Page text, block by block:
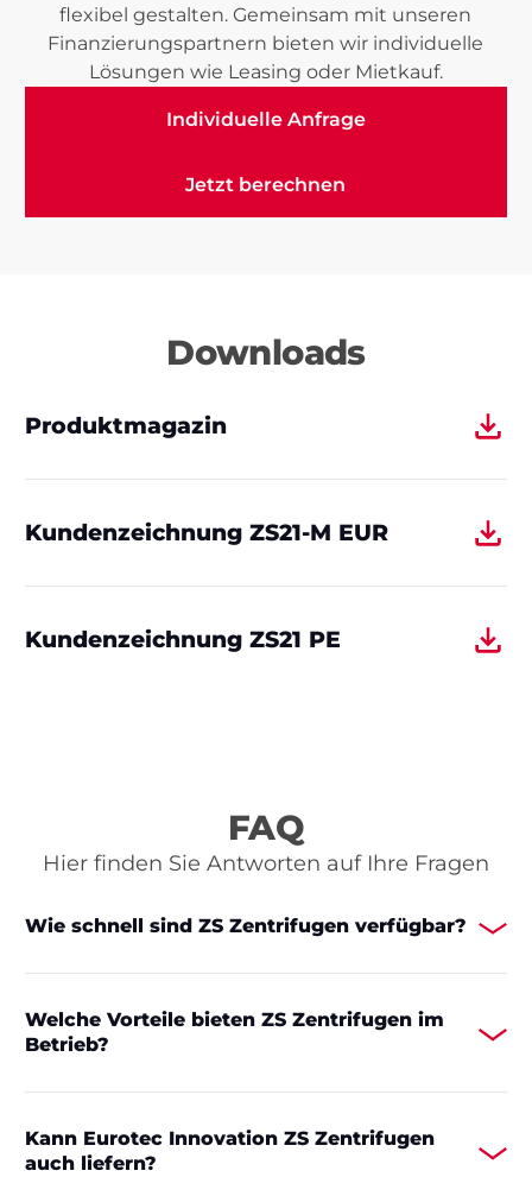
flexibel gestalten. Gemeinsam mit unseren
Finanzierungspartnern bieten wir individuelle
Lösungen wie Leasing oder Mietkauf.
Individuelle Anfrage
Jetzt berechnen
Downloads
Produktmagazin
Kundenzeichnung ZS21-M EUR
Kundenzeichnung ZS21 PE
FAQ
Hier finden Sie Antworten auf Ihre Fragen
Wie schnell sind ZS Zentrifugen verfügbar?
Welche Vorteile bieten ZS Zentrifugen im
Betrieb?
Kann Eurotec Innovation ZS Zentrifugen
auch liefern?